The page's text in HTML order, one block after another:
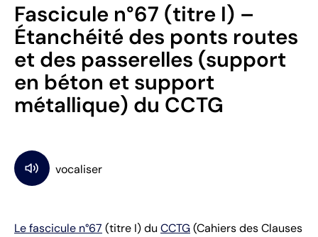
Fascicule n°67 (titre I) –
Étanchéité des ponts routes
et des passerelles (support
en béton et support
métallique) du CCTG
Le fascicule n°67 (titre I) du CCTG(Cahiers des Clauses